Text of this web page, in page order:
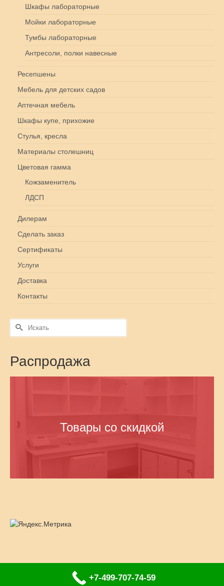
Шкафы лабораторные
Мойки лабораторные
Тумбы лабораторные
Антресоли, полки навесные
Ресепшены
Мебель для детских садов
Аптечная мебель
Шкафы купе, прихожие
Стулья, кресла
Материалы столешниц
Цветовая гамма
Кожзаменитель
ЛДСП
Дилерам
Сделать заказ
Сертификаты
Услуги
Доставка
Контакты
Искать:
Распродажа
Товары со скидкой
+7-499-707-74-59